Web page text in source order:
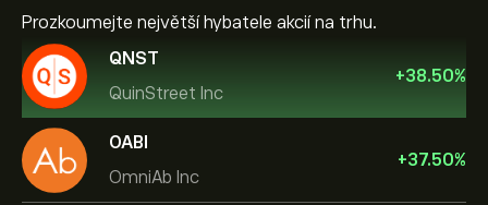
Prozkoumejte největší hybatele akcií na trhu.
QNST
QuinStreet Inc
+38.50%
OABI
OmniAb Inc
+37.50%